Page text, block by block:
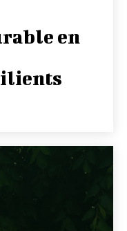
en